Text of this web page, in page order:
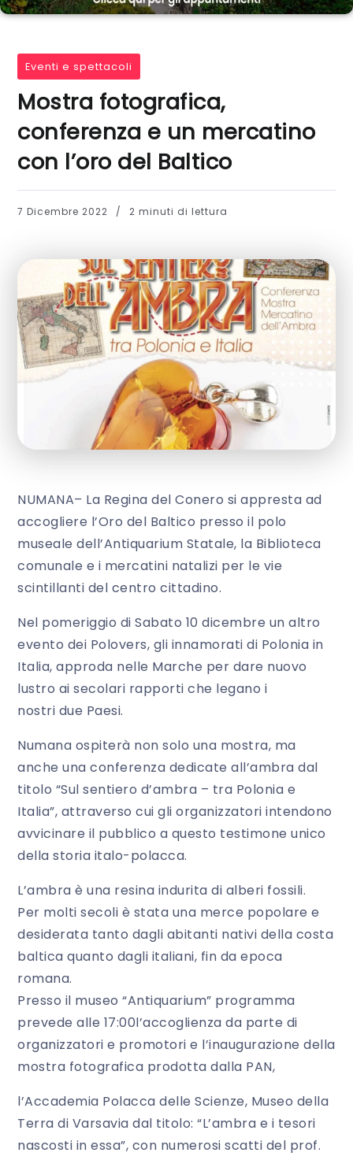
Eventi e spettacoli
Mostra fotografica,
conferenza e un mercatino
con l’oro del Baltico
7 Dicembre 2022 2 minuti di lettura
NUMANA– La Regina del Conero si appresta ad
accogliere l’Oro del Baltico presso il polo
museale dell’Antiquarium Statale, la Biblioteca
comunale e i mercatini natalizi per le vie
scintillanti del centro cittadino.
Nel pomeriggio di Sabato 10 dicembre un altro
evento dei Polovers, gli innamorati di Polonia in
Italia, approda nelle Marche per dare nuovo
lustro ai secolari rapporti che legano i
nostri due Paesi.
Numana ospiterà non solo una mostra, ma
anche una conferenza dedicate all’ambra dal
titolo “Sul sentiero d’ambra – tra Polonia e
Italia”, attraverso cui gli organizzatori intendono
avvicinare il pubblico a questo testimone unico
della storia italo-polacca.
L’ambra è una resina indurita di alberi fossili.
Per molti secoli è stata una merce popolare e
desiderata tanto dagli abitanti nativi della costa
baltica quanto dagli italiani, fin da epoca
romana.
Presso il museo “Antiquarium” programma
prevede alle 17:00l’accoglienza da parte di
organizzatori e promotori e l’inaugurazione della
mostra fotografica prodotta dalla PAN,
l’Accademia Polacca delle Scienze, Museo della
Terra di Varsavia dal titolo: “L’ambra e i tesori
nascosti in essa”, con numerosi scatti del prof.